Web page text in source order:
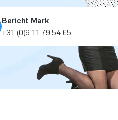
Bericht Mark
+31 (0)6 11 79 54 65